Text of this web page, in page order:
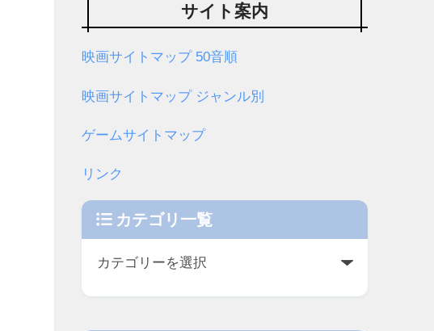
サイト案内
映画サイトマップ 50音順
映画サイトマップ ジャンル別
ゲームサイトマップ
リンク
カテゴリ一覧